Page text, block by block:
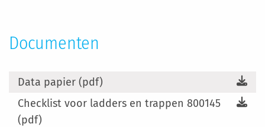
Documenten
Data papier (pdf)
Checklist voor ladders en trappen 800145
(pdf)